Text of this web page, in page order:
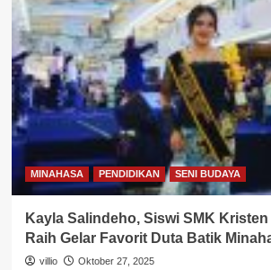
MINAHASA PENDIDIKAN SENI BUDAYA
Kayla Salindeho, Siswi SMK
Raih Gelar Favorit Duta Batik
villio Oktober 27, 2025